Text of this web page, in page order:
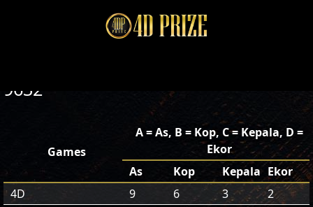
9632
Games
A = As, B = Kop, C = Kepala, D =
Ekor
As
Kop Kepala Ekor
4D
9 6 3
2